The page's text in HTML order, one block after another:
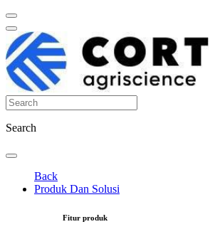
Search
Back
Produk Dan Solusi
Fitur produk